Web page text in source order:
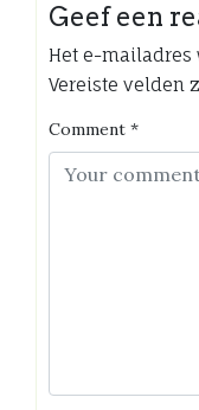
Geef een
Het e-mailadres
Vereiste velden
Comment *